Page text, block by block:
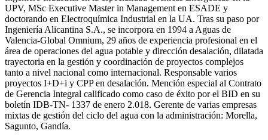
UPV, MSc Executive Master in Management en ESADE y
doctorando en Electroquímica Industrial en la UA. Tras su paso por
Ingeniería Alicantina S.A., se incorpora en 1994 a Aguas de
Valencia-Global Omnium, 29 años de experiencia profesional en el
área de operaciones del agua potable y dirección desalación, dilatada
trayectoria en la gestión y coordinación de proyectos complejos
tanto a nivel nacional como internacional. Responsable varios
proyectos I+D+i y CPP en desalación. Mención especial al Contrato
de Gerencia Integral calificado como caso de éxito por el BID en su
boletín IDB-TN- 1337 de enero 2.018. Gerente de varias empresas
mixtas de gestión del ciclo del agua con la administración: Morella,
Sagunto, Gandía.